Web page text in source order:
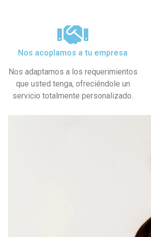
Nos acoplamos a tu empresa
Nos adaptamos a los requerimientos
que usted tenga, ofreciéndole un
servicio totalmente personalizado.